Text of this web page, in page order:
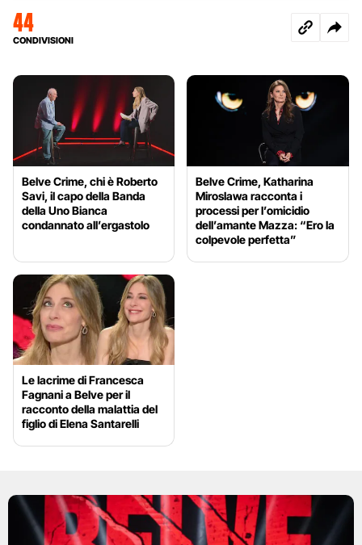
44
CONDIVISIONI
Belve Crime, chi è Roberto
Savi, il capo della Banda
della Uno Bianca
condannato all’ergastolo
Belve Crime, Katharina
Miroslawa racconta i
processi per l’omicidio
dell’amante Mazza: “Ero la
colpevole perfetta”
Le lacrime di Francesca
Fagnani a Belve per il
racconto della malattia del
figlio di Elena Santarelli